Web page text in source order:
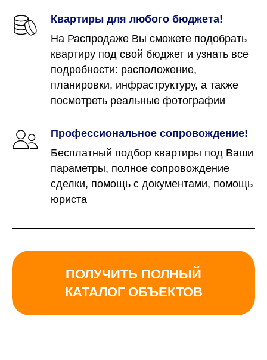
Квартиры для любого бюджета!
На Распродаже Вы сможете подобрать
квартиру под свой бюджет и узнать все
подробности: расположение,
планировки, инфраструктуру, а также
посмотреть реальные фотографии
Профессиональное сопровождение!
Бесплатный подбор квартиры под Ваши
параметры, полное сопровождение
сделки, помощь с документами, помощь
юриста
ПОЛУЧИТЬ ПОЛНЫЙ
КАТАЛОГ ОБЪЕКТОВ